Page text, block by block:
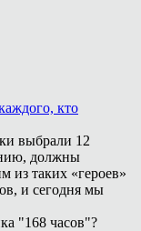
кто
выбрали 12
должны
из таких «героев»
и сегодня мы
"168 часов"?